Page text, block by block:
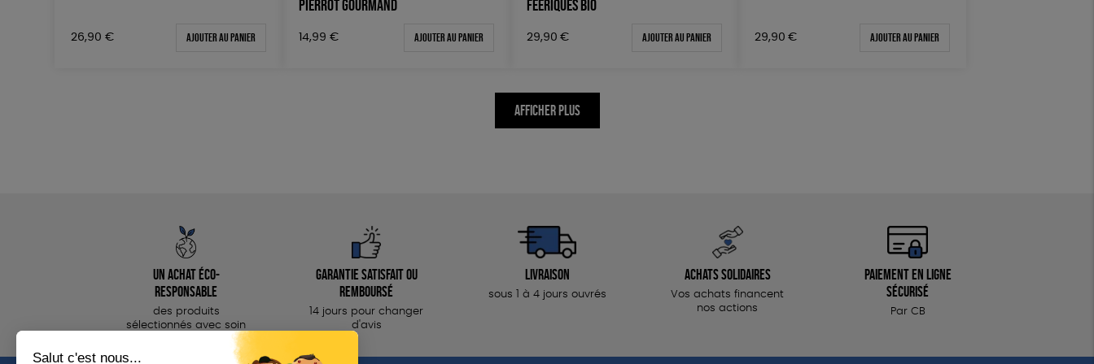
26,90 € Ajouter au panier
PIERROT GOURMAND
14,99 € Ajouter au panier
FÉERIQUES BIO
29,90 € Ajouter au panier 29,90 € Ajouter au panier
AFFICHER PLUS
Un achat éco-
responsable
des produits
sélectionnés avec soin
Garantie satisfait ou
remboursé
14 jours pour changer
d'avis
Livraison
sous 1 à 4 jours ouvrés
Achats solidaires
Vos achats financent
nos actions
Paiement en ligne
sécurisé
Par CB